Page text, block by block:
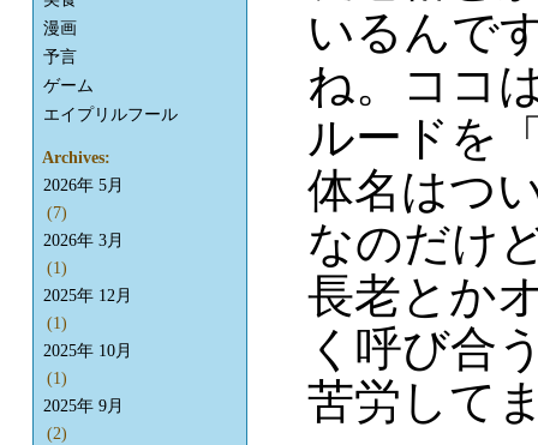
いるんで
ね。ココ
ルードを
体名はつ
なのだけ
長老とか
く呼び合
苦労して
漫画
予言
ゲーム
エイプリルフール
Archives:
2026年 5月
(7)
2026年 3月
(1)
2025年 12月
(1)
2025年 10月
(1)
2025年 9月
(2)